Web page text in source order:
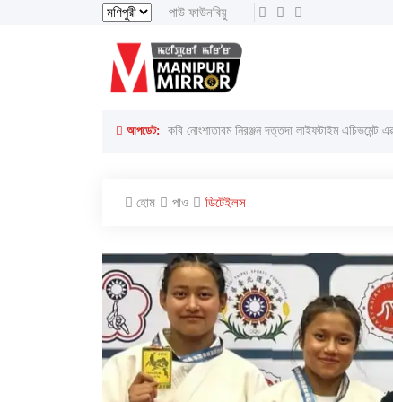
পাউ ফাউনবিয়ু
থাংজা, ৮ অগাস্ট ২০২৬ ইং
আপডেট: লাইরেল্লাকপম হেরামনিগী '' অতিয়াগী তেলেঙ্গা ''
হোম পাও ডিটেইলস